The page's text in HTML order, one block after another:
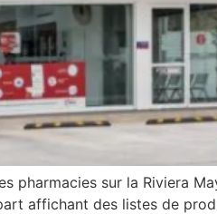
pharmacies sur la Riviera
affichant des listes de